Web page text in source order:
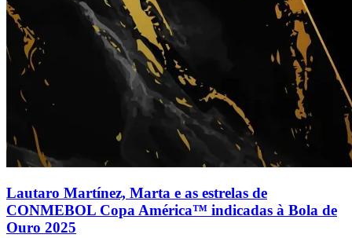
Lautaro Martínez, Marta e as estrelas de
CONMEBOL Copa América™ indicadas à Bola de
Ouro 2025